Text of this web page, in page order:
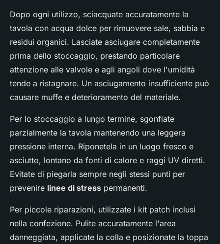
Dopo ogni utilizzo, sciacquate accuratamente la
tavola con acqua dolce per rimuovere sale, sabbia e
residui organici. Lasciate asciugare completamente
prima dello stoccaggio, prestando particolare
attenzione alle valvole e agli angoli dove l'umidità
tende a ristagnare. Un asciugamento insufficiente può
causare muffe e deterioramento del materiale.
Per lo stoccaggio a lungo termine, sgonfiate
parzialmente la tavola mantenendo una leggera
pressione interna. Riponetela in un luogo fresco e
asciutto, lontano da fonti di calore e raggi UV diretti.
Evitate di piegarla sempre negli stessi punti per
prevenire linee di stress permanenti.
Per piccole riparazioni, utilizzate i kit patch inclusi
nella confezione. Pulite accuratamente l'area
danneggiata, applicate la colla e posizionate la toppa